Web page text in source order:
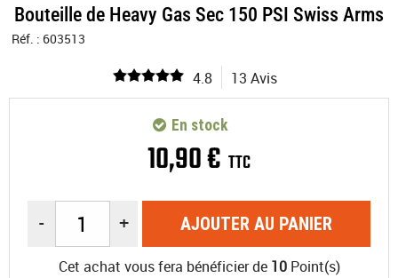
Bouteille de Heavy Gas Sec 150 PSI Swiss Arms
Réf. : 603513
4.8 13 Avis
10,90€ TTC
En stock
- + AJOUTER AU PANIER
Cet achat vous fera bénéficier de 10Point(s)